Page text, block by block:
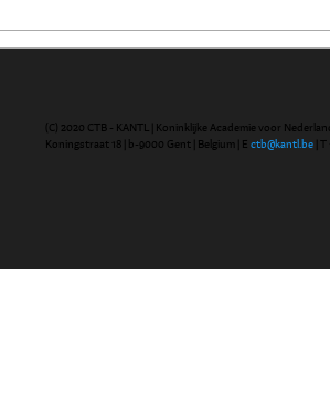
(C) 2020 CTB - KANTL | Koninklijke Academie voor
Koningstraat 18 | b-9000 Gent | Belgium | Ectb@kantl.be |